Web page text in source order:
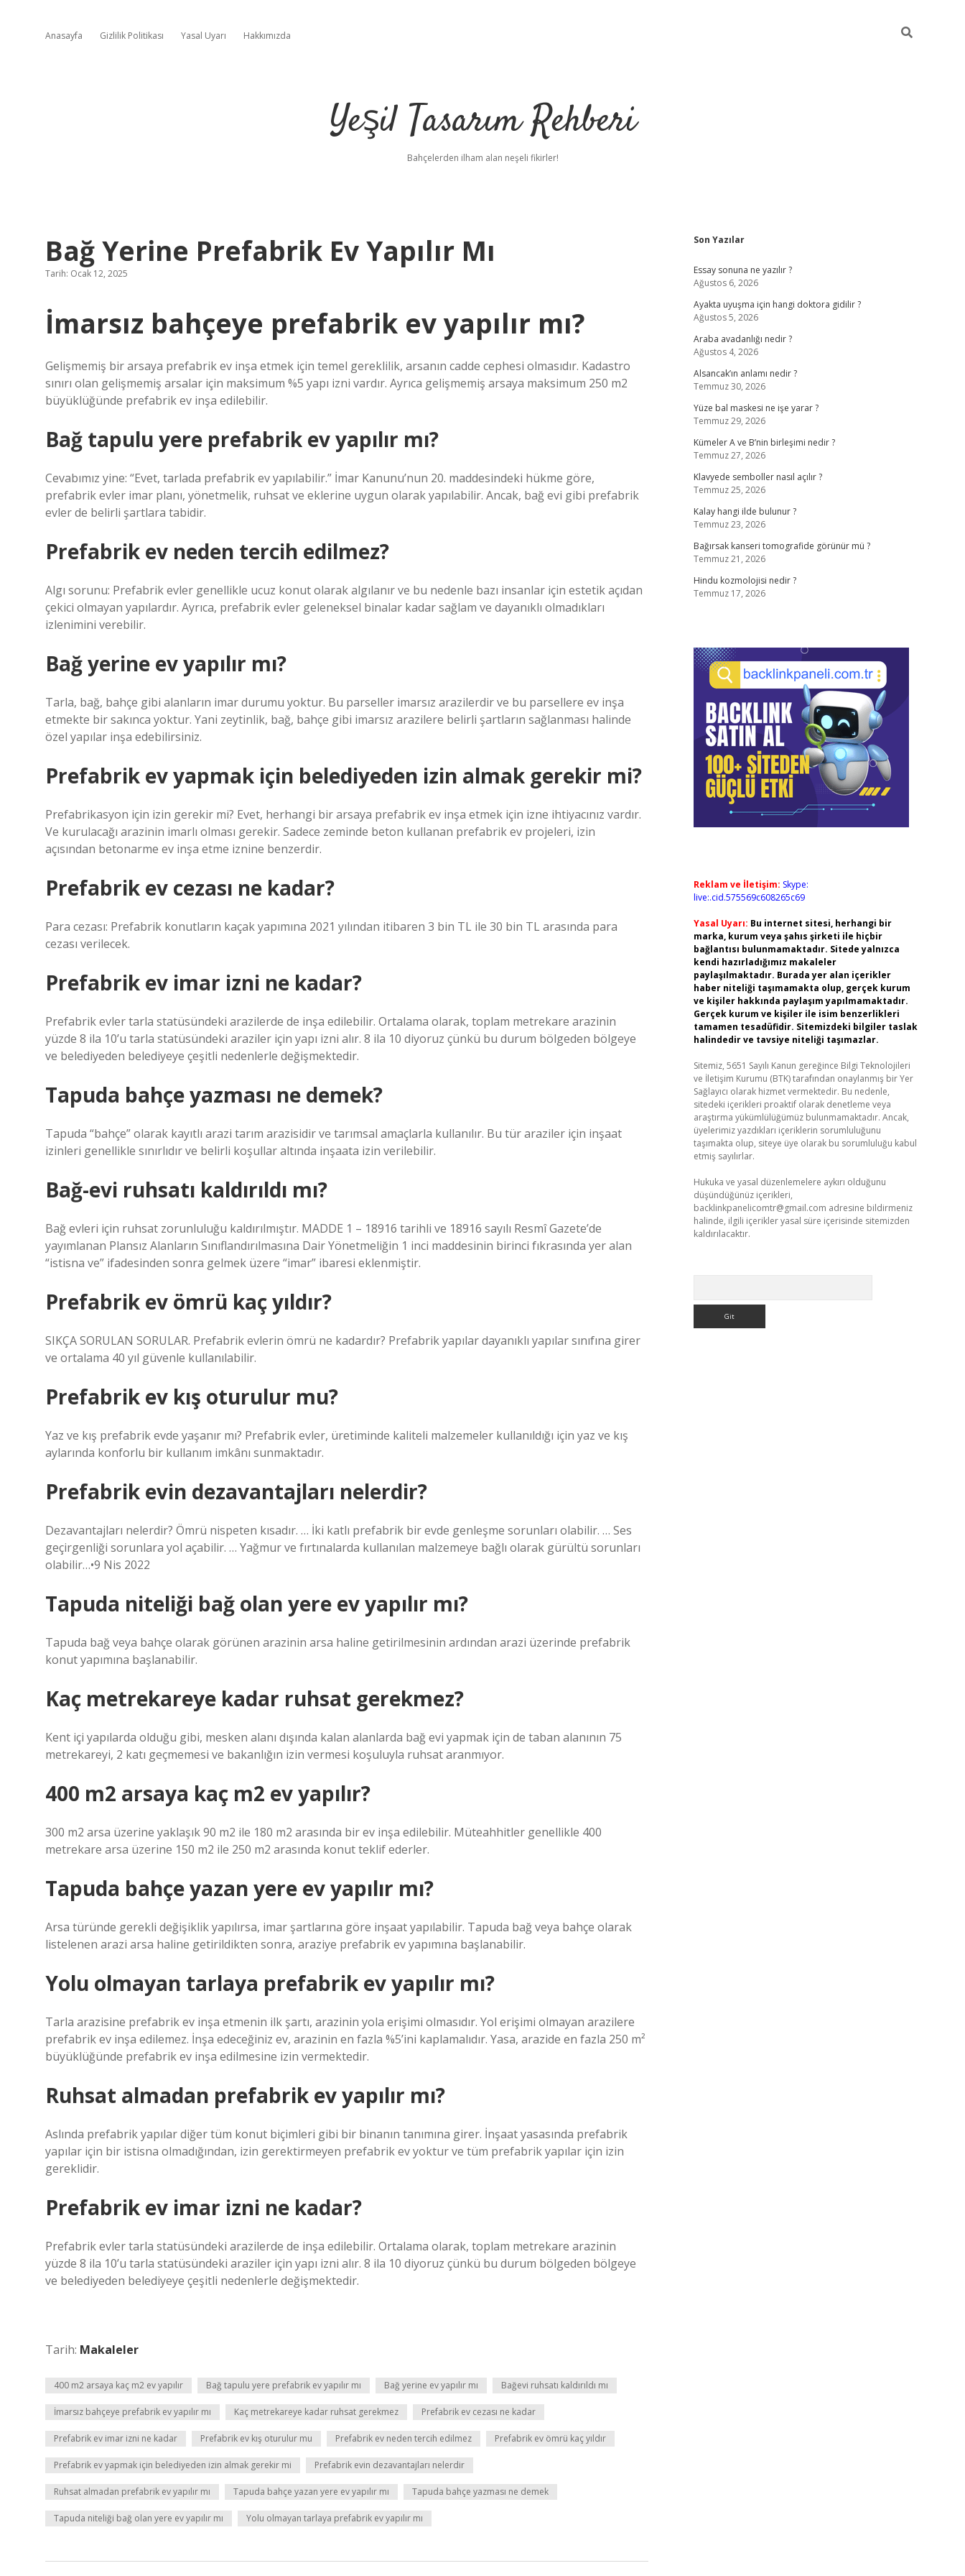
Anasayfa Gizlilik Politikası Yasal Uyarı Hakkımızda
Yeşil Tasarım Rehberi
Bahçelerden ilham alan neşeli fikirler!
Bağ Yerine Prefabrik Ev Yapılır Mı
Tarih: Ocak 12, 2025
İmarsız bahçeye prefabrik ev yapılır mı?
Gelişmemiş bir arsaya prefabrik ev inşa etmek için temel gereklilik, arsanın cadde cephesi olmasıdır. Kadastro
sınırı olan gelişmemiş arsalar için maksimum %5 yapı izni vardır. Ayrıca gelişmemiş arsaya maksimum 250 m2
büyüklüğünde prefabrik ev inşa edilebilir.
Bağ tapulu yere prefabrik ev yapılır mı?
Cevabımız yine: “Evet, tarlada prefabrik ev yapılabilir.” İmar Kanunu’nun 20. maddesindeki hükme göre,
prefabrik evler imar planı, yönetmelik, ruhsat ve eklerine uygun olarak yapılabilir. Ancak, bağ evi gibi prefabrik
evler de belirli şartlara tabidir.
Prefabrik ev neden tercih edilmez?
Algı sorunu: Prefabrik evler genellikle ucuz konut olarak algılanır ve bu nedenle bazı insanlar için estetik açıdan
çekici olmayan yapılardır. Ayrıca, prefabrik evler geleneksel binalar kadar sağlam ve dayanıklı olmadıkları
izlenimini verebilir.
Bağ yerine ev yapılır mı?
Tarla, bağ, bahçe gibi alanların imar durumu yoktur. Bu parseller imarsız arazilerdir ve bu parsellere ev inşa
etmekte bir sakınca yoktur. Yani zeytinlik, bağ, bahçe gibi imarsız arazilere belirli şartların sağlanması halinde
özel yapılar inşa edebilirsiniz.
Prefabrik ev yapmak için belediyeden izin almak gerekir mi?
Prefabrikasyon için izin gerekir mi? Evet, herhangi bir arsaya prefabrik ev inşa etmek için izne ihtiyacınız vardır.
Ve kurulacağı arazinin imarlı olması gerekir. Sadece zeminde beton kullanan prefabrik ev projeleri, izin
açısından betonarme ev inşa etme iznine benzerdir.
Prefabrik ev cezası ne kadar?
Para cezası: Prefabrik konutların kaçak yapımına 2021 yılından itibaren 3 bin TL ile 30 bin TL arasında para
cezası verilecek.
Prefabrik ev imar izni ne kadar?
Prefabrik evler tarla statüsündeki arazilerde de inşa edilebilir. Ortalama olarak, toplam metrekare arazinin
yüzde 8 ila 10’u tarla statüsündeki araziler için yapı izni alır. 8 ila 10 diyoruz çünkü bu durum bölgeden bölgeye
ve belediyeden belediyeye çeşitli nedenlerle değişmektedir.
Tapuda bahçe yazması ne demek?
Tapuda “bahçe” olarak kayıtlı arazi tarım arazisidir ve tarımsal amaçlarla kullanılır. Bu tür araziler için inşaat
izinleri genellikle sınırlıdır ve belirli koşullar altında inşaata izin verilebilir.
Bağ-evi ruhsatı kaldırıldı mı?
Bağ evleri için ruhsat zorunluluğu kaldırılmıştır. MADDE 1 – 18916 tarihli ve 18916 sayılı Resmî Gazete’de
yayımlanan Plansız Alanların Sınıflandırılmasına Dair Yönetmeliğin 1 inci maddesinin birinci fıkrasında yer alan
“istisna ve” ifadesinden sonra gelmek üzere “imar” ibaresi eklenmiştir.
Prefabrik ev ömrü kaç yıldır?
SIKÇA SORULAN SORULAR. Prefabrik evlerin ömrü ne kadardır? Prefabrik yapılar dayanıklı yapılar sınıfına girer
ve ortalama 40 yıl güvenle kullanılabilir.
Prefabrik ev kış oturulur mu?
Yaz ve kış prefabrik evde yaşanır mı? Prefabrik evler, üretiminde kaliteli malzemeler kullanıldığı için yaz ve kış
aylarında konforlu bir kullanım imkânı sunmaktadır.
Prefabrik evin dezavantajları nelerdir?
Dezavantajları nelerdir? Ömrü nispeten kısadır. … İki katlı prefabrik bir evde genleşme sorunları olabilir. … Ses
geçirgenliği sorunlara yol açabilir. … Yağmur ve fırtınalarda kullanılan malzemeye bağlı olarak gürültü sorunları
olabilir…•9 Nis 2022
Tapuda niteliği bağ olan yere ev yapılır mı?
Tapuda bağ veya bahçe olarak görünen arazinin arsa haline getirilmesinin ardından arazi üzerinde prefabrik
konut yapımına başlanabilir.
Kaç metrekareye kadar ruhsat gerekmez?
Kent içi yapılarda olduğu gibi, mesken alanı dışında kalan alanlarda bağ evi yapmak için de taban alanının 75
metrekareyi, 2 katı geçmemesi ve bakanlığın izin vermesi koşuluyla ruhsat aranmıyor.
400 m2 arsaya kaç m2 ev yapılır?
300 m2 arsa üzerine yaklaşık 90 m2 ile 180 m2 arasında bir ev inşa edilebilir. Müteahhitler genellikle 400
metrekare arsa üzerine 150 m2 ile 250 m2 arasında konut teklif ederler.
Tapuda bahçe yazan yere ev yapılır mı?
Arsa türünde gerekli değişiklik yapılırsa, imar şartlarına göre inşaat yapılabilir. Tapuda bağ veya bahçe olarak
listelenen arazi arsa haline getirildikten sonra, araziye prefabrik ev yapımına başlanabilir.
Yolu olmayan tarlaya prefabrik ev yapılır mı?
Tarla arazisine prefabrik ev inşa etmenin ilk şartı, arazinin yola erişimi olmasıdır. Yol erişimi olmayan arazilere
prefabrik ev inşa edilemez. İnşa edeceğiniz ev, arazinin en fazla %5’ini kaplamalıdır. Yasa, arazide en fazla 250 m²
büyüklüğünde prefabrik ev inşa edilmesine izin vermektedir.
Ruhsat almadan prefabrik ev yapılır mı?
Aslında prefabrik yapılar diğer tüm konut biçimleri gibi bir binanın tanımına girer. İnşaat yasasında prefabrik
yapılar için bir istisna olmadığından, izin gerektirmeyen prefabrik ev yoktur ve tüm prefabrik yapılar için izin
gereklidir.
Prefabrik ev imar izni ne kadar?
Prefabrik evler tarla statüsündeki arazilerde de inşa edilebilir. Ortalama olarak, toplam metrekare arazinin
yüzde 8 ila 10’u tarla statüsündeki araziler için yapı izni alır. 8 ila 10 diyoruz çünkü bu durum bölgeden bölgeye
ve belediyeden belediyeye çeşitli nedenlerle değişmektedir.
Tarih: Makaleler
400 m2 arsaya kaç m2 ev yapılır Bağ tapulu yere prefabrik ev yapılır mı Bağ yerine ev yapılır mı Bağevi ruhsatı kaldırıldı mı
İmarsız bahçeye prefabrik ev yapılır mı Kaç metrekareye kadar ruhsat gerekmez Prefabrik ev cezası ne kadar
Prefabrik ev imar izni ne kadar Prefabrik ev kış oturulur mu Prefabrik ev neden tercih edilmez Prefabrik ev ömrü kaç yıldır
Prefabrik ev yapmak için belediyeden izin almak gerekir mi Prefabrik evin dezavantajları nelerdir
Ruhsat almadan prefabrik ev yapılır mı Tapuda bahçe yazan yere ev yapılır mı Tapuda bahçe yazması ne demek
Tapuda niteliği bağ olan yere ev yapılır mı Yolu olmayan tarlaya prefabrik ev yapılır mı
Sidebar
Son Yazılar
Essay sonuna ne yazılır ?
Ağustos 6, 2026
Ayakta uyuşma için hangi doktora gidilir ?
Ağustos 5, 2026
Araba avadanlığı nedir ?
Ağustos 4, 2026
Alsancak’ın anlamı nedir ?
Temmuz 30, 2026
Yüze bal maskesi ne işe yarar ?
Temmuz 29, 2026
Kümeler A ve B’nin birleşimi nedir ?
Temmuz 27, 2026
Klavyede semboller nasıl açılır ?
Temmuz 25, 2026
Kalay hangi ilde bulunur ?
Temmuz 23, 2026
Bağırsak kanseri tomografide görünür mü ?
Temmuz 21, 2026
Hindu kozmolojisi nedir ?
Temmuz 17, 2026
Reklam ve İletişim: Skype:
live:.cid.575569c608265c69
Yasal Uyarı: Bu internet sitesi, herhangi bir
marka, kurum veya şahıs şirketi ile hiçbir
bağlantısı bulunmamaktadır. Sitede yalnızca
kendi hazırladığımız makaleler
paylaşılmaktadır. Burada yer alan içerikler
haber niteliği taşımamakta olup, gerçek kurum
ve kişiler hakkında paylaşım yapılmamaktadır.
Gerçek kurum ve kişiler ile isim benzerlikleri
tamamen tesadüfidir. Sitemizdeki bilgiler taslak
halindedir ve tavsiye niteliği taşımazlar.
Sitemiz, 5651 Sayılı Kanun gereğince Bilgi Teknolojileri
ve İletişim Kurumu (BTK) tarafından onaylanmış bir Yer
Sağlayıcı olarak hizmet vermektedir. Bu nedenle,
sitedeki içerikleri proaktif olarak denetleme veya
araştırma yükümlülüğümüz bulunmamaktadır. Ancak,
üyelerimiz yazdıkları içeriklerin sorumluluğunu
taşımakta olup, siteye üye olarak bu sorumluluğu kabul
etmiş sayılırlar.
Hukuka ve yasal düzenlemelere aykırı olduğunu
düşündüğünüz içerikleri,
backlinkpanelicomtr@gmail.com adresine bildirmeniz
halinde, ilgili içerikler yasal süre içerisinde sitemizden
kaldırılacaktır.